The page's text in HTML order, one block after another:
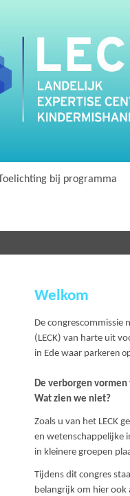
Toelichting bij programma
Welkom
De congrescommissie
(LECK) van harte uit
in Ede waar parkeren
De verborgen
Wat zien we niet?
Zoals u van het LECK
en wetenschappelijke
in kleinere groepen
Tijdens dit congres
belangrijk om hier ook